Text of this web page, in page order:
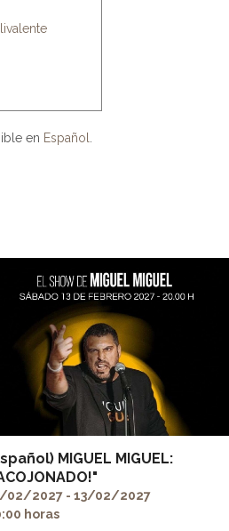
en Español
MIGUEL MIGUEL:
02/2027 - 13/02/2027
horas